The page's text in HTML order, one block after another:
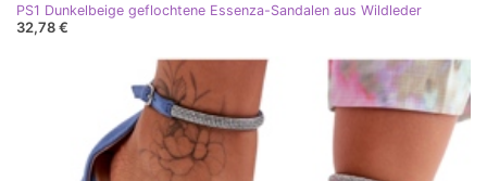
PS1 Dunkelbeige geflochtene Essenza-Sandalen aus Wildleder
32,78 €